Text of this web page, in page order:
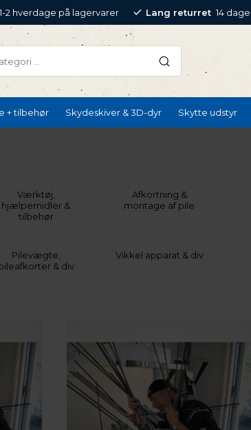
1-2 hverdage på lagervarer Lang returret 14 dage
+ tilbehør Skydeskiver & 3D-dyr Skytte udstyr
Værktøj,
hjælpemidler &
tilbehør
Afkortning &
montage af pile
Pilevægte,
& div
Vikkel apparat & div